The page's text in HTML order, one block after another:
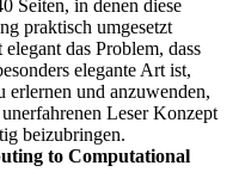
Seiten, in denen diese
praktisch umgesetzt
das Problem, dass
elegante Art ist,
erlernen und anzuwenden,
Leser Konzept
beizubringen.
to Computational